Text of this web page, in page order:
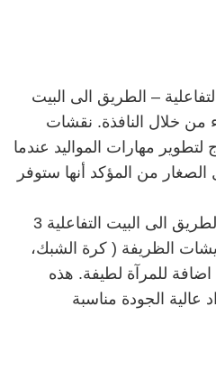
– الطريق الى البيت
من خلال النافذة. نقشات
مهارات المواليد عندما
الصغار من المؤكد أنها ستوفر
حصيرة الألعاب والأنشطة الطريق الى البيت التفاعلية 3
الظريفة ( كرة الشبك،
اضافة للمرآة لطيفة. هذه
عالية الجودة مناسبة